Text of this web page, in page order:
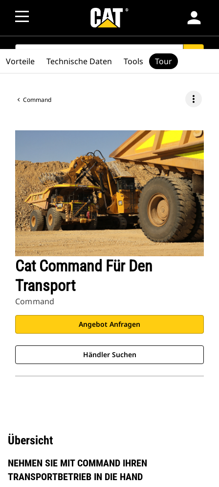
person
SEARCH
Command more_vert
Cat Command Für Den
Transport
Command
Angebot Anfragen
Händler Suchen
Vorteile Technische Daten Tools Tour
Übersicht
NEHMEN SIE MIT COMMAND IHREN
TRANSPORTBETRIEB IN DIE HAND